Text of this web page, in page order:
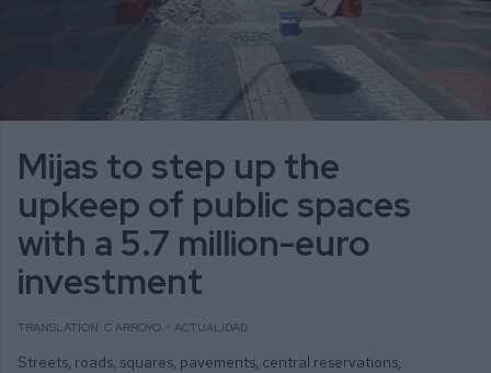
Mijas to step up the
upkeep of public spaces
with a 5.7 million-euro
investment
TRANSLATION: C.ARROYO ACTUALIDAD
Streets, roads, squares, pavements, central reservations,